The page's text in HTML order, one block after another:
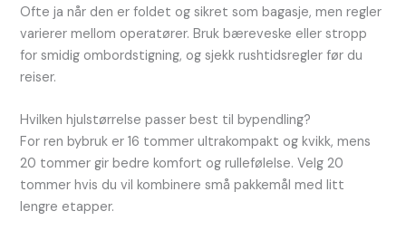
Ofte ja når den er foldet og sikret som bagasje, men regler
varierer mellom operatører. Bruk bæreveske eller stropp
for smidig ombordstigning, og sjekk rushtidsregler før du
reiser.
Hvilken hjulstørrelse passer best til bypendling?
For ren bybruk er 16 tommer ultrakompakt og kvikk, mens
20 tommer gir bedre komfort og rullefølelse. Velg 20
tommer hvis du vil kombinere små pakkemål med litt
lengre etapper.